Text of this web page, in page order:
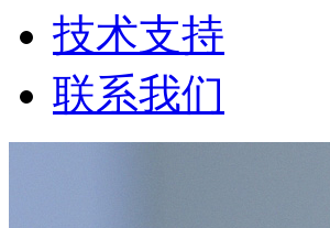
技术支持
联系我们